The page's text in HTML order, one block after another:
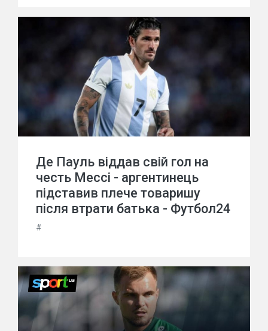
Де Пауль віддав свій гол на
честь Мессі - аргентинець
підставив плече товаришу
після втрати батька - Футбол24
#